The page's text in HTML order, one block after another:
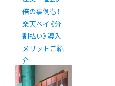
倍の事例も！
楽天ペイ《分
割払い》導入
メリットご紹
介